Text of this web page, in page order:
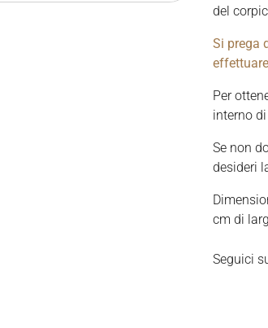
del
Si prega
Per
interno
Se non
desideri
cm di
Seguici